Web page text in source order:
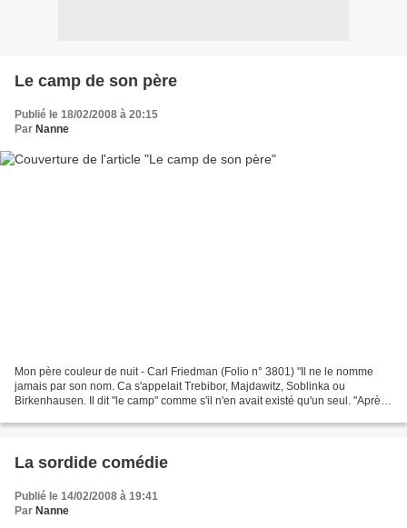
Le camp de son père
Publié le 18/02/2008 à 20:15
Par Nanne
Mon père couleur de nuit - Carl Friedman (Folio n° 3801) "Il ne le nomme
jamais par son nom. Ca s'appelait Trebibor, Majdawitz, Soblinka ou
Birkenhausen. Il dit "le camp" comme s'il n'en avait existé qu'un seul. "Après
La sordide comédie
Publié le 14/02/2008 à 19:41
Par Nanne